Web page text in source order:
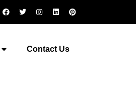
F
a
o
T
w
I
n
r
L
i
i
P
i
Contact Us